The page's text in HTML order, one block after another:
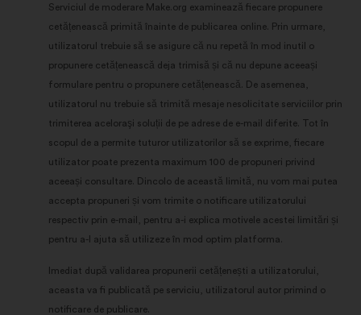
Serviciul de moderare Make.org examinează fiecare propunere
cetățenească primită înainte de publicarea online. Prin urmare,
utilizatorul trebuie să se asigure că nu repetă în mod inutil o
propunere cetățenească deja trimisă și că nu depune aceeași
formulare pentru o propunere cetățenească. De asemenea,
utilizatorul nu trebuie să trimită mesaje nesolicitate serviciilor prin
trimiterea aceloraşi soluții de pe adrese de e-mail diferite. Tot în
scopul de a permite tuturor utilizatorilor să se exprime, fiecare
utilizator poate prezenta maximum 100 de propuneri privind
aceeași consultare. Dincolo de această limită, nu vom mai putea
accepta propuneri și vom trimite o notificare utilizatorului
respectiv prin e-mail, pentru a-i explica motivele acestei limitări și
pentru a-l ajuta să utilizeze în mod optim platforma.
Imediat după validarea propunerii cetățenești a utilizatorului,
aceasta va fi publicată pe serviciu, utilizatorul autor primind o
notificare de publicare.